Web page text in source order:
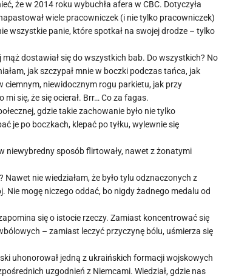
że w 2014 roku wybuchła afera w CBC. Dotyczyła
wiele pracowniczek (i nie tylko pracowniczek)
wszystkie panie, które spotkał na swojej drodze – tylko
dostawiał się do wszystkich bab. Do wszystkich? No
jak szczypał mnie w boczki podczas tańca, jak
ciemnym, niewidocznym rogu parkietu, jak przy
się, że się ocierał. Brr… Co za fagas.
gdzie takie zachowanie było nie tylko
je po boczkach, klepać po tyłku, wylewnie się
niewybredny sposób flirtowały, nawet z żonatymi
nie wiedziałam, że było tylu odznaczonych z
Nie mogę niczego oddać, bo nigdy żadnego medalu od
się o istocie rzeczy. Zamiast koncentrować się
– zamiast leczyć przyczynę bólu, uśmierza się
uhonorował jedną z ukraińskich formacji wojskowych
uzgodnień z Niemcami. Wiedział, gdzie nas